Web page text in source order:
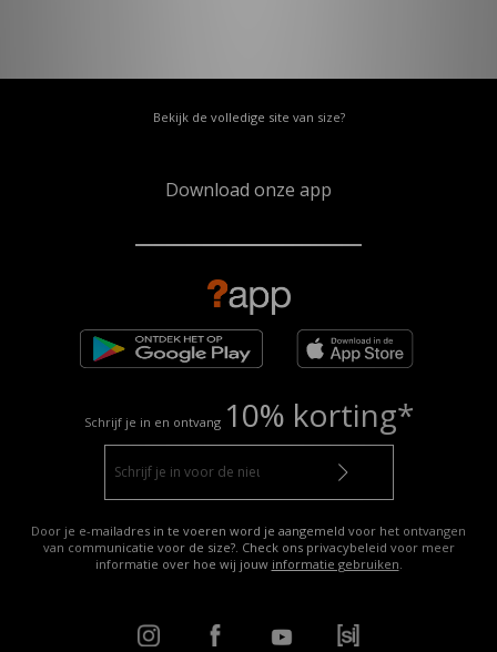
Bekijk de volledige site van size?
Download onze app
Schrijf je in en ontvang 10% korting*
Door je e-mailadres in te voeren word je aangemeld voor het ontvangen
van communicatie voor de size?. Check ons privacybeleid voor meer
informatie over hoe wij jouw informatie gebruiken